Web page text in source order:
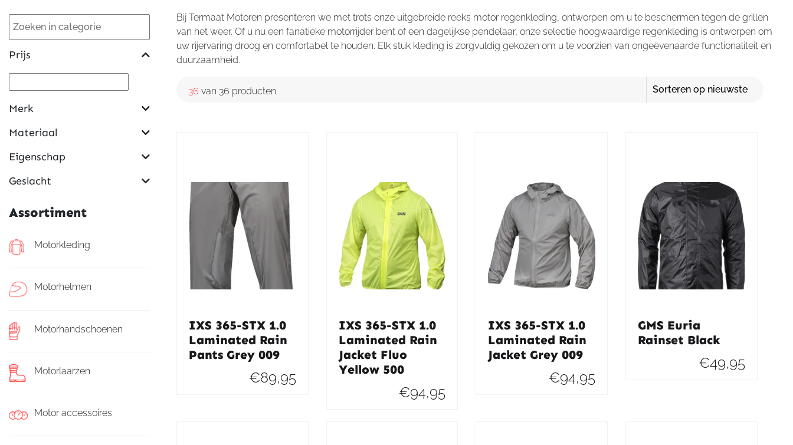
Prijs
Merk
Materiaal
Eigenschap
Geslacht
Assortiment
Motorkleding
Motorhelmen
Motorhandschoenen
Motorlaarzen
Motor accessoires
Bij Termaat Motoren presenteren we met trots onze uitgebreide reeks motor regenkleding, ontworpen om u te beschermen tegen de grillen
van het weer. Of u nu een fanatieke motorrijder bent of een dagelijkse pendelaar, onze selectie hoogwaardige regenkleding is ontworpen om
uw rijervaring droog en comfortabel te houden. Elk stuk kleding is zorgvuldig gekozen om u te voorzien van ongeëvenaarde functionaliteit en
duurzaamheid.
36 van 36 producten
IXS 365-STX 1.0
Laminated Rain
Pants Grey 009
€89,95
IXS 365-STX 1.0
Laminated Rain
Jacket Fluo
Yellow 500
€94,95
IXS 365-STX 1.0
Laminated Rain
Jacket Grey 009
€94,95
GMS Euria
Rainset Black
€49,95